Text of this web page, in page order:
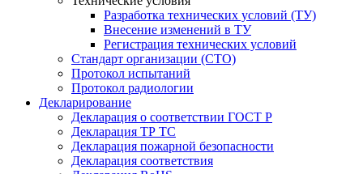
Разработка технических условий (ТУ)
Внесение изменений в ТУ
Регистрация технических условий
Стандарт организации (СТО)
Протокол испытаний
Протокол радиологии
Декларирование
Декларация о соответствии ГОСТ Р
Декларация ТР ТС
Декларация пожарной безопасности
Декларация соответствия